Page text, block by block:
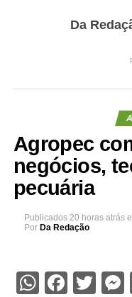
Da
Agropec
negócios,
pecuária
Publicados 20 horas atrás
Por Da Redação